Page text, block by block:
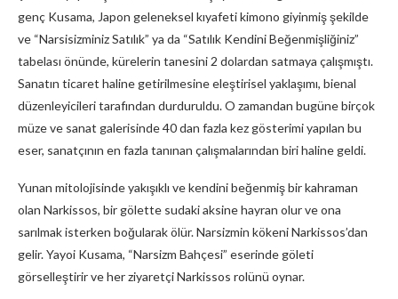
genç Kusama, Japon geleneksel kıyafeti kimono giyinmiş şekilde
ve “Narsisizminiz Satılık” ya da “Satılık Kendini Beğenmişliğiniz”
tabelası önünde, kürelerin tanesini 2 dolardan satmaya çalışmıştı.
Sanatın ticaret haline getirilmesine eleştirisel yaklaşımı, bienal
düzenleyicileri tarafından durduruldu. O zamandan bugüne birçok
müze ve sanat galerisinde 40 dan fazla kez gösterimi yapılan bu
eser, sanatçının en fazla tanınan çalışmalarından biri haline geldi.
Yunan mitolojisinde yakışıklı ve kendini beğenmiş bir kahraman
olan Narkissos, bir gölette sudaki aksine hayran olur ve ona
sarılmak isterken boğularak ölür. Narsizmin kökeni Narkissos’dan
gelir. Yayoi Kusama, “Narsizm Bahçesi” eserinde göleti
görselleştirir ve her ziyaretçi Narkissos rolünü oynar.